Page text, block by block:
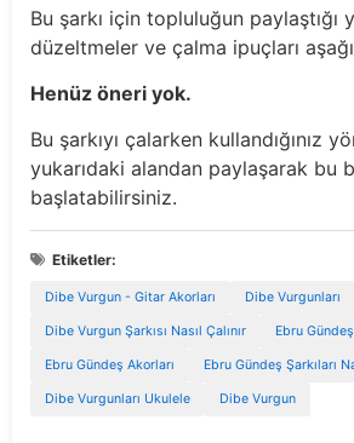
Bu şarkı için topluluğun paylaştığı
düzeltmeler ve çalma ipuçları
Henüz öneri yok.
Bu şarkıyı çalarken kullandığınız
yukarıdaki alandan paylaşarak bu
başlatabilirsiniz.
Etiketler:
Dibe Vurgun - Gitar Akorları Dibe Vurgunları
Dibe Vurgun Şarkısı Nasıl Çalınır Ebru
Ebru Gündeş Akorları Ebru Gündeş Şarkıları
Dibe Vurgunları Ukulele Dibe Vurgun